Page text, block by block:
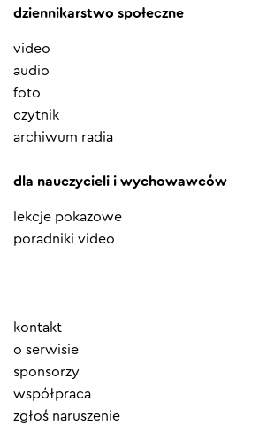
dziennikarstwo społeczne
video
audio
foto
czytnik
archiwum radia
dla nauczycieli i wychowawców
lekcje pokazowe
poradniki video
Element
menu
kontakt
o serwisie
sponsorzy
współpraca
zgłoś naruszenie